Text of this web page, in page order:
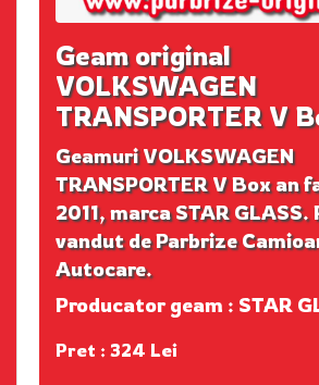
Geam original
VOLKSWAGEN
TRANSPORTER V
Geamuri VOLKSWAGEN
TRANSPORTER V Box an
2011, marca STAR GLASS.
vandut de Parbrize
Autocare.
Producator geam : STAR
Pret : 324 Lei